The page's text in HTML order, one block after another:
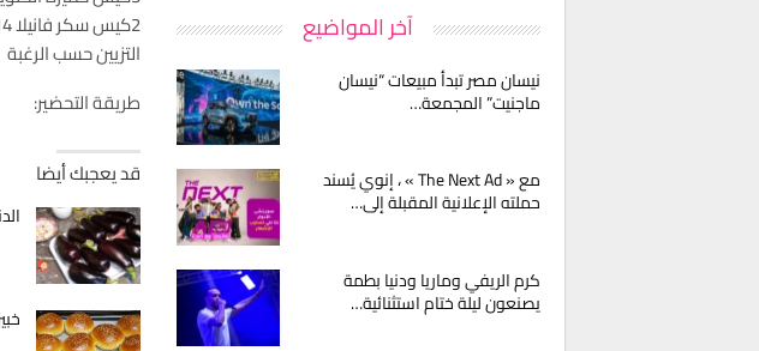
2كيس سكر فانيلا 14غ
التزيين حسب الرغبة
طريقة التحضير:
قد يعجبك أيضا
آخر المواضيع
نيسان مصر تبدأ مبيعات “نيسان
ماجنيت” المجمعة…
مع « The Next Ad » ، إنوي يُسند
حملته الإعلانية المقبلة إلى…
كرم الريفي وماريا ودنيا بطمة
يصنعون ليلة ختام استثنائية…